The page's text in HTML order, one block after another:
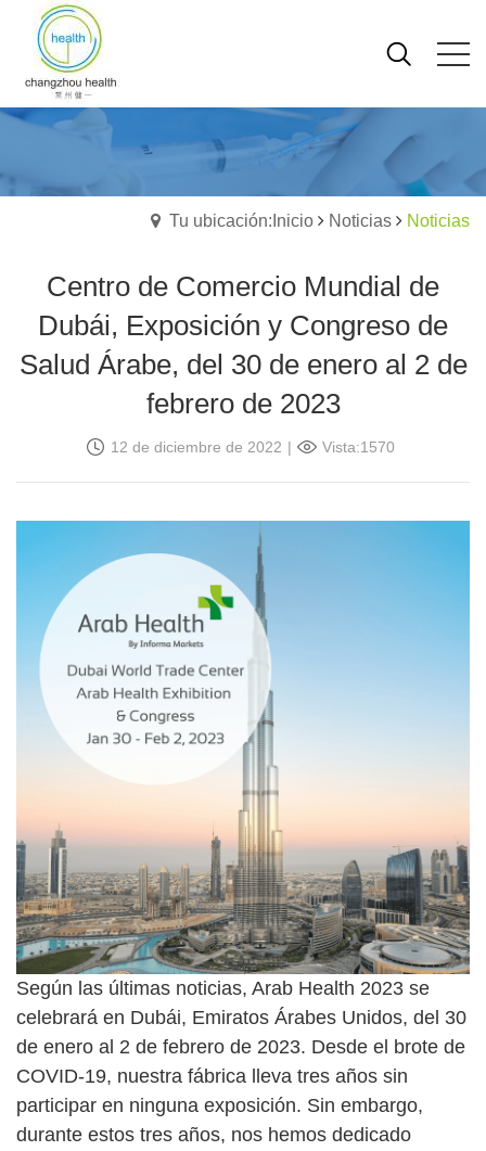
Tu ubicación:Inicio Noticias Noticias
Centro de Comercio Mundial de
Dubái, Exposición y Congreso de
Salud Árabe, del 30 de enero al 2 de
febrero de 2023
12 de diciembre de 2022 | Vista:1570
Según las últimas noticias, Arab Health 2023 se
celebrará en Dubái, Emiratos Árabes Unidos, del 30
de enero al 2 de febrero de 2023. Desde el brote de
COVID-19, nuestra fábrica lleva tres años sin
participar en ninguna exposición. Sin embargo,
durante estos tres años, nos hemos dedicado